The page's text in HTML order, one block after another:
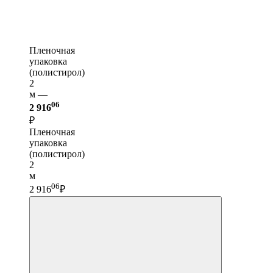
Пленочная
упаковка
(полистирол)
2
м —
2 91606
₽
Пленочная
упаковка
(полистирол)
2
м
2 91606₽